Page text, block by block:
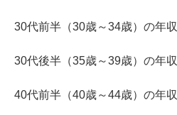
30代前半（30歳～34歳）の年収
30代後半（35歳～39歳）の年収
40代前半（40歳～44歳）の年収